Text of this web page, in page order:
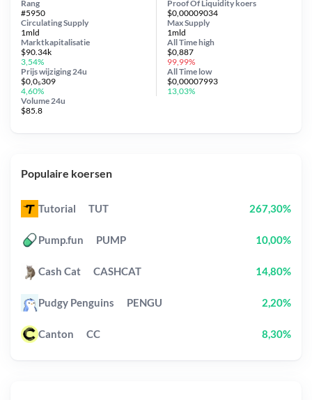
Proof Of Liquidity koers
$0,00009034
Circulating Supply
1mld
Prijs wijziging 24u
$0,0₅309
4,60%
Max Supply
1mld
Marktkapitalisatie
$90.34k
3,54%
Volume 24u
$85.8
Rang
#5950
All Timehigh
$0,887
99,99%
All Time low
$0,00007993
13,03%
Populaire koersen
Tutorial TUT 267,30%
Pump.fun PUMP 10,00%
Cash Cat CASHCAT 14,80%
Pudgy Penguins PENGU 2,20%
Canton CC 8,30%